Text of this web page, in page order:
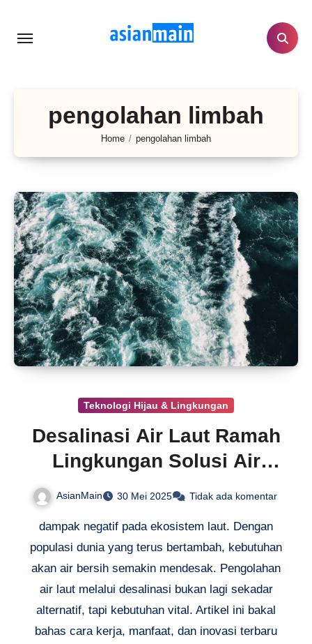
pengolahan limbah
Home pengolahan limbah
Teknologi Hijau & Lingkungan
Desalinasi Air Laut Ramah
Lingkungan Solusi Air
Bersih
AsianMain 30 Mei 2025 Tidak ada komentar
dampak negatif pada ekosistem laut. Dengan
populasi dunia yang terus bertambah, kebutuhan
akan air bersih semakin mendesak. Pengolahan
air laut melalui desalinasi bukan lagi sekadar
alternatif, tapi kebutuhan vital. Artikel ini bakal
bahas cara kerja, manfaat, dan inovasi terbaru